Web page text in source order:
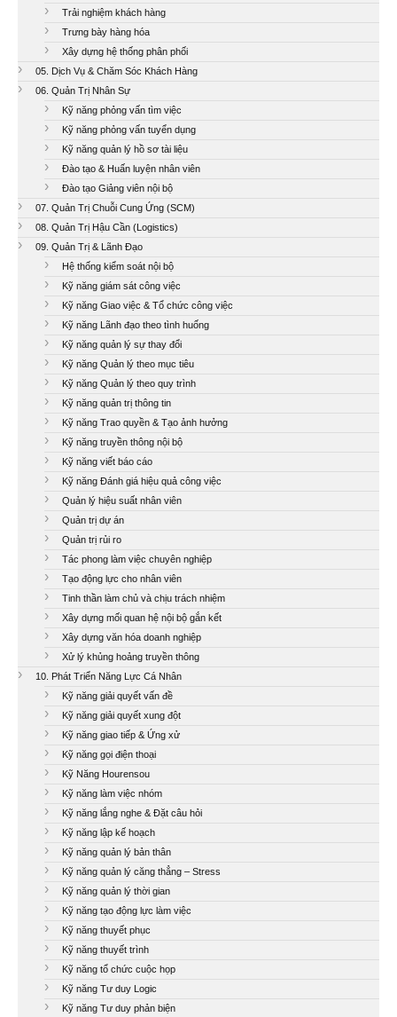
Trải nghiệm khách hàng
Trưng bày hàng hóa
Xây dựng hệ thống phân phối
05. Dịch Vụ & Chăm Sóc Khách Hàng
06. Quản Trị Nhân Sự
Kỹ năng phỏng vấn tìm việc
Kỹ năng phỏng vấn tuyển dụng
Kỹ năng quản lý hồ sơ tài liệu
Đào tạo & Huấn luyện nhân viên
Đào tạo Giảng viên nội bộ
07. Quản Trị Chuỗi Cung Ứng (SCM)
08. Quản Trị Hậu Cần (Logistics)
09. Quản Trị & Lãnh Đạo
Hệ thống kiểm soát nội bộ
Kỹ năng giám sát công việc
Kỹ năng Giao việc & Tổ chức công việc
Kỹ năng Lãnh đạo theo tình huống
Kỹ năng quản lý sự thay đổi
Kỹ năng Quản lý theo mục tiêu
Kỹ năng Quản lý theo quy trình
Kỹ năng quản trị thông tin
Kỹ năng Trao quyền & Tạo ảnh hưởng
Kỹ năng truyền thông nội bộ
Kỹ năng viết báo cáo
Kỹ năng Đánh giá hiệu quả công việc
Quản lý hiệu suất nhân viên
Quản trị dự án
Quản trị rủi ro
Tác phong làm việc chuyên nghiệp
Tạo động lực cho nhân viên
Tinh thần làm chủ và chịu trách nhiệm
Xây dựng mối quan hệ nội bộ gắn kết
Xây dựng văn hóa doanh nghiệp
Xử lý khủng hoảng truyền thông
10. Phát Triển Năng Lực Cá Nhân
Kỹ năng giải quyết vấn đề
Kỹ năng giải quyết xung đột
Kỹ năng giao tiếp & Ứng xử
Kỹ năng gọi điện thoại
Kỹ Năng Hourensou
Kỹ năng làm việc nhóm
Kỹ năng lắng nghe & Đặt câu hỏi
Kỹ năng lập kế hoạch
Kỹ năng quản lý bản thân
Kỹ năng quản lý căng thẳng – Stress
Kỹ năng quản lý thời gian
Kỹ năng tạo động lực làm việc
Kỹ năng thuyết phục
Kỹ năng thuyết trình
Kỹ năng tổ chức cuộc họp
Kỹ năng Tư duy Logic
Kỹ năng Tư duy phản biện